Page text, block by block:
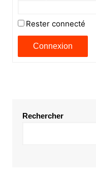
Rester connecté
Connexion
Rechercher